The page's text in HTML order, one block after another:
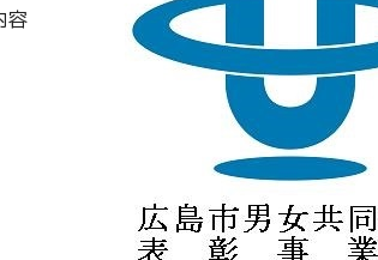
容